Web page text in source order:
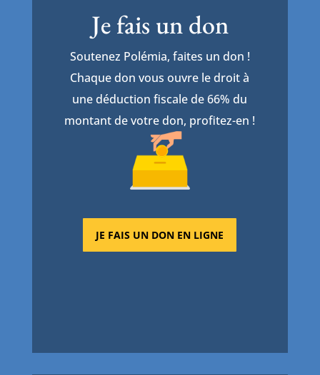
Je fais un don
Soutenez Polémia, faites un don !
Chaque don vous ouvre le droit à
une déduction fiscale de 66% du
montant de votre don, profitez-en !
JE FAIS UN DON EN LIGNE